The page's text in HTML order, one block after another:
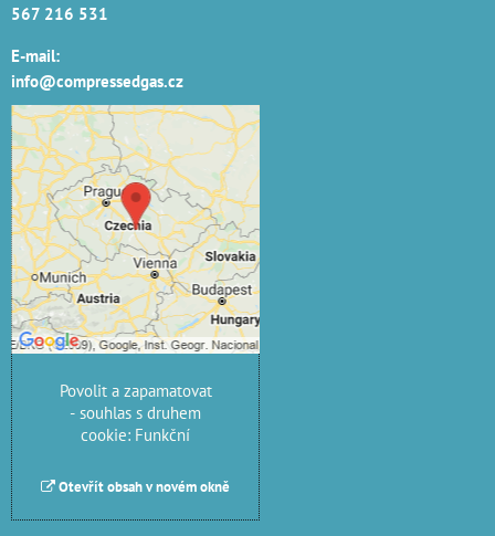
567 216 531
E-mail:
info@compressedgas.cz
Externí obsah je
blokován Volbami
soukromí
Přejete si načíst externí
obsah?
Povolit jednou
Povolit a zapamatovat
- souhlas s druhem
cookie: Funkční
Otevřít obsah v novém okně